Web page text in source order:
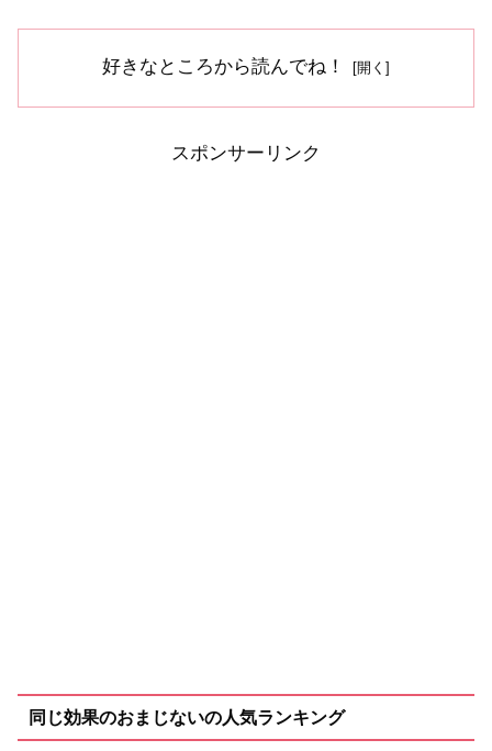
好きなところから読んでね！
スポンサーリンク
同じ効果のおまじないの人気ランキング